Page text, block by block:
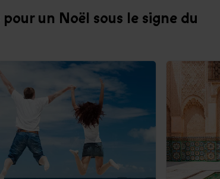
un Noël sous le signe du